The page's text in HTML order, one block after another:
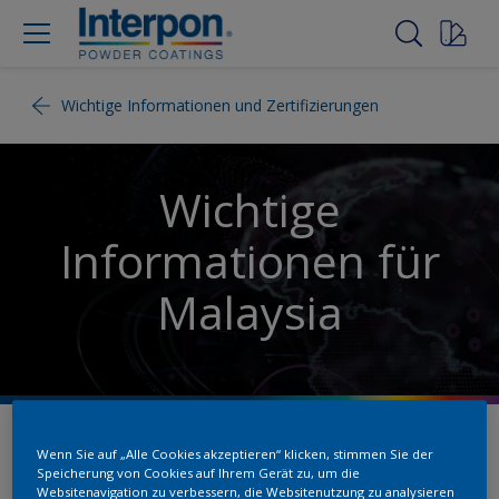
Wichtige Informationen und Zertifizierungen
Wichtige
Informationen für
Malaysia
Allgemeine
Wenn Sie auf „Alle Cookies akzeptieren“ klicken, stimmen Sie der
Speicherung von Cookies auf Ihrem Gerät zu, um die
Websitenavigation zu verbessern, die Websitenutzung zu analysieren